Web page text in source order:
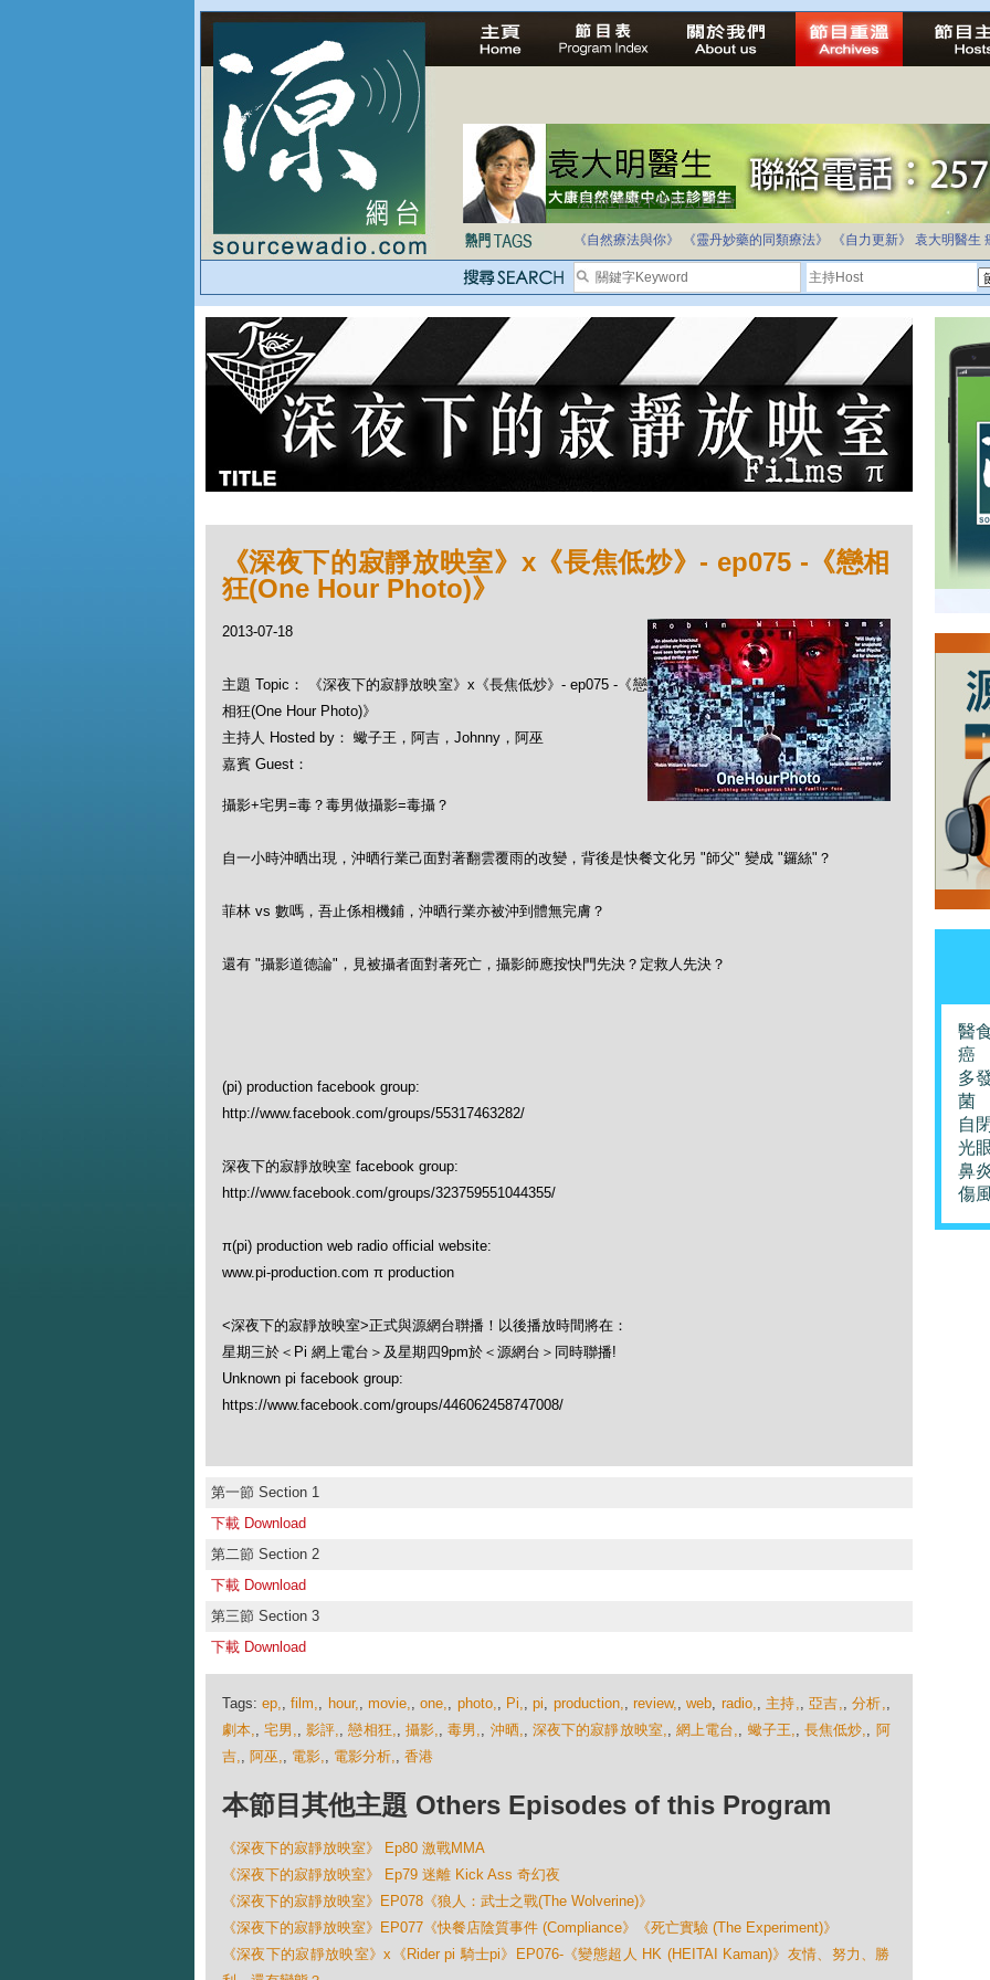
法治社會並不等同公正社會
自家教育合法化-推動多元化教育，全民學卷制
《自然療法與你》
《靈丹妙藥的同類療法》 《自力更新》 袁大明醫生
《深夜下的寂靜放映室》x《長焦低炒》- ep075 -《戀相
狂(One Hour Photo)》
2013-07-18
主題 Topic： 《深夜下的寂靜放映室》x《長焦低炒》- ep075 -《戀
相狂(One Hour Photo)》
主持人 Hosted by： 蠍子王，阿吉，Johnny，阿巫
嘉賓 Guest：
攝影+宅男=毒？毒男做攝影=毒攝？
自一小時沖晒出現，沖晒行業己面對著翻雲覆雨的改變，背後是快餐文化另 "師父" 變成 "鑼絲"？
菲林 vs 數嗎，吾止係相機鋪，沖晒行業亦被沖到體無完膚？
還有 "攝影道德論"，見被攝者面對著死亡，攝影師應按快門先決？定救人先決？
(pi) production facebook group:
http://www.facebook.com/groups/55317463282/
深夜下的寂靜放映室 facebook group:
http://www.facebook.com/groups/323759551044355/
π(pi) production web radio official website:
www.pi-production.com π production
<深夜下的寂靜放映室>正式與源網台聨播！以後播放時間將在：
星期三於＜Pi 網上電台＞及星期四9pm於＜源網台＞同時聯播!
Unknown pi facebook group:
https://www.facebook.com/groups/446062458747008/
第一節 Section 1
下載 Download
第二節 Section 2
下載 Download
第三節 Section 3
下載 Download
Tags: ep,,film,, hour,, movie,,one,, photo,, Pi,,pi, production,, review,,web, radio,, 主持,, 亞吉,, 分析,,
劇本,, 宅男,,影評,,戀相狂,, 攝影,,毒男,, 沖晒,, 深夜下的寂靜放映室,, 網上電台,, 蠍子王,, 長焦低炒,, 阿
吉,, 阿巫,, 電影,, 電影分析,, 香港
本節目其他主題 Others Episodes of this Program
《深夜下的寂靜放映室》 Ep80 激戰MMA
《深夜下的寂靜放映室》 Ep79 迷離 Kick Ass 奇幻夜
《深夜下的寂靜放映室》EP078《狼人：武士之戰(The Wolverine)》
《深夜下的寂靜放映室》EP077《快餐店陰質事件 (Compliance》《死亡實驗 (The Experiment)》
《深夜下的寂靜放映室》x《Rider pi 騎士pi》EP076-《變態超人 HK (HEITAI Kaman)》友情、努力、勝
醫
癌
多
菌
自
光
鼻
傷